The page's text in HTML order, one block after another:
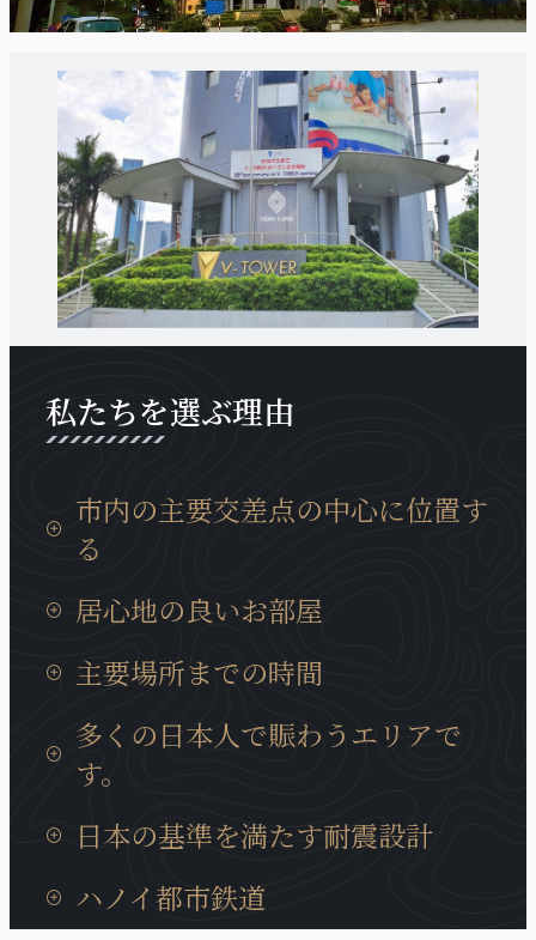
私たちを選ぶ理由
市内の主要交差点の中心に位置す
る
タンロン工業団地までの移動時間は15分、イノバイ
国際空港までは30分と通勤等にも非常に便利な場所
居心地の良いお部屋
日本製の設備が充実していて、ベトナムに居ても、
日本の我が家の居心地に癒やされます。
主要場所までの時間
タンロン工業団地までの移動時間は15分、イノバイ
国際空港までは30分と通勤等にも非常に便利な場所
に位置しております。
多くの日本人で賑わうエリアで
す。
近くには多くの日系企業も、キムマー通り、ダオタ
ン通りに集まっています。また、周辺には多様な商
宅街にも近いロケーションです。
日本の基準を満たす耐震設計
ハノイの建造物では非常にめずらいい耐震構造のビ
ルディングで、安心に宿泊できます。
ハノイ都市鉄道